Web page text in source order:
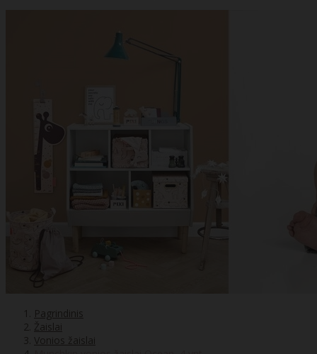
Pagrindinis
Žaislai
Vonios žaislai